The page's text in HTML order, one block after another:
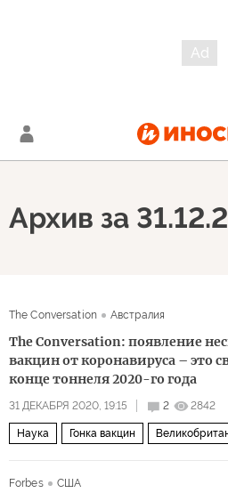
Архив за
The Conversation Австралия
The Conversation: появление
вакцин от коронавируса – это
конце тоннеля 2020-го года
31 ДЕКАБРЯ 2020, 19:15 2 2842
Наука Гонка вакцин
Forbes США